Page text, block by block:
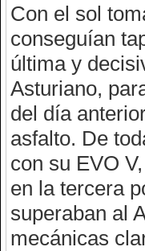
Con el sol
conseguían
última y
Asturiano,
del día
asfalto. De
con su EVO
en la tercera
superaban al
mecánicas